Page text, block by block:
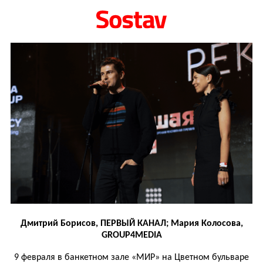
Дмитрий Борисов, ПЕРВЫЙ КАНАЛ; Мария Колосова,
GROUP4MEDIA
9 февраля в банкетном зале «МИР» на Цветном бульваре